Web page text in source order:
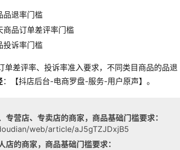
品退率门槛
品订单差评率门槛
投诉率门槛
差评率、投诉率准入要求，不同类目商品的品退
：【抖店后台-电商罗盘-服务-用户原声】。
营店、专卖店的商家，商品基础门槛要求：
web/article/aJ5gTZJDxjB5
的商家，商品基础门槛要求：